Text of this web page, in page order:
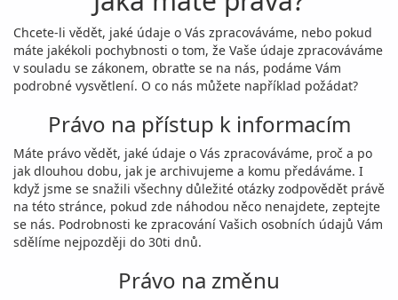
Chcete-li vědět, jaké údaje o Vás zpracováváme, nebo pokud
máte jakékoli pochybnosti o tom, že Vaše údaje zpracováváme
v souladu se zákonem, obraťte se na nás, podáme Vám
podrobné vysvětlení. O co nás můžete například požádat?
Právo na přístup k informacím
Máte právo vědět, jaké údaje o Vás zpracováváme, proč a po
jak dlouhou dobu, jak je archivujeme a komu předáváme. I
když jsme se snažili všechny důležité otázky zodpovědět právě
na této stránce, pokud zde náhodou něco nenajdete, zeptejte
se nás. Podrobnosti ke zpracování Vašich osobních údajů Vám
sdělíme nejpozději do 30ti dnů.
Právo na změnu